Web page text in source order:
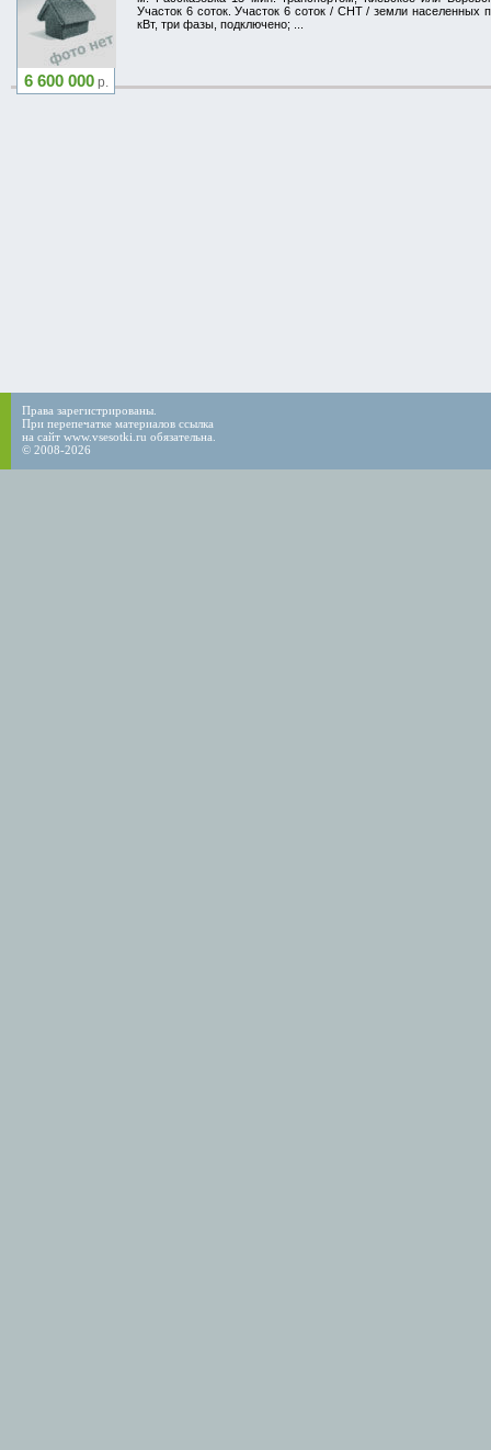
6 600 000р.
Участок 6 соток. Участок 6 соток / СНТ / земли населенных
кВт, три фазы, подключено; ...
Права зарегистрированы.
При перепечатке материалов ссылка
на сайт www.vsesotki.ru обязательна.
© 2008-2026